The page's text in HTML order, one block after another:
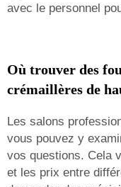
avec le personnel
Où trouver des
crémaillères de
Les salons
vous pouvez y
vos questions. Cela
et les prix entre